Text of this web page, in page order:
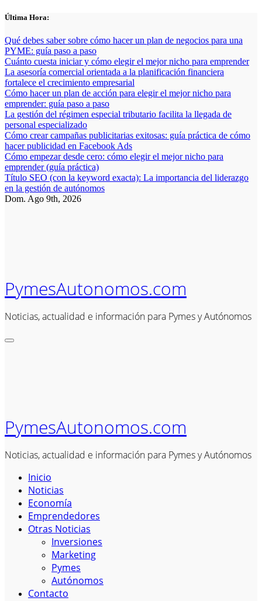
Saltar
contenido
Última Hora:
Qué debes saber sobre cómo hacer un plan de negocios para una
PYME: guía paso a paso
Cuánto cuesta iniciar y cómo elegir el mejor nicho para emprender
La asesoría comercial orientada a la planificación financiera
fortalece el crecimiento empresarial
Cómo hacer un plan de acción para elegir el mejor nicho para
emprender: guía paso a paso
La gestión del régimen especial tributario facilita la llegada de
personal especializado
Cómo crear campañas publicitarias exitosas: guía práctica de cómo
hacer publicidad en Facebook Ads
Cómo empezar desde cero: cómo elegir el mejor nicho para
emprender (guía práctica)
Título SEO (con la keyword exacta): La importancia del liderazgo
en la gestión de autónomos
Dom. Ago 9th, 2026
PymesAutonomos.com
Noticias, actualidad e información para Pymes y Autónomos
PymesAutonomos.com
Noticias, actualidad e información para Pymes y Autónomos
Inicio
Noticias
Economía
Emprendedores
Otras Noticias
Inversiones
Marketing
Pymes
Autónomos
Contacto